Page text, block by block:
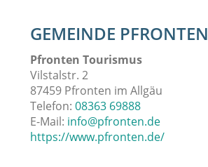
GEMEINDE PFRONTEN
Pfronten Tourismus
Vilstalstr. 2
87459 Pfronten im Allgäu
Telefon: 08363 69888
E-Mail: info@pfronten.de
https://www.pfronten.de/